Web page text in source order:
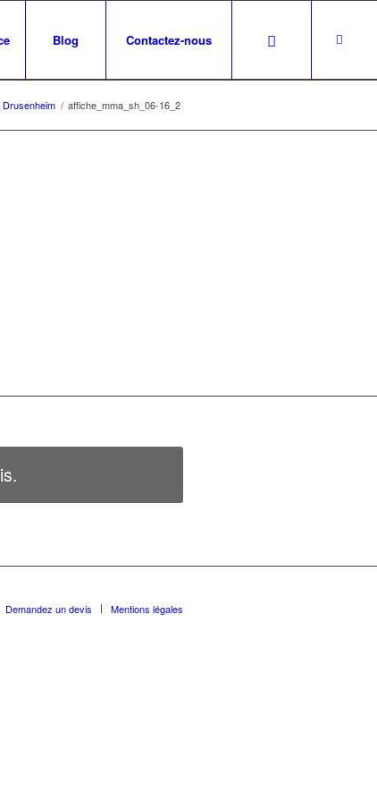
Blog Contactez-nous
Drusenheim / affiche_mma_sh_06-16_2
Demandez un devis Mentions légales